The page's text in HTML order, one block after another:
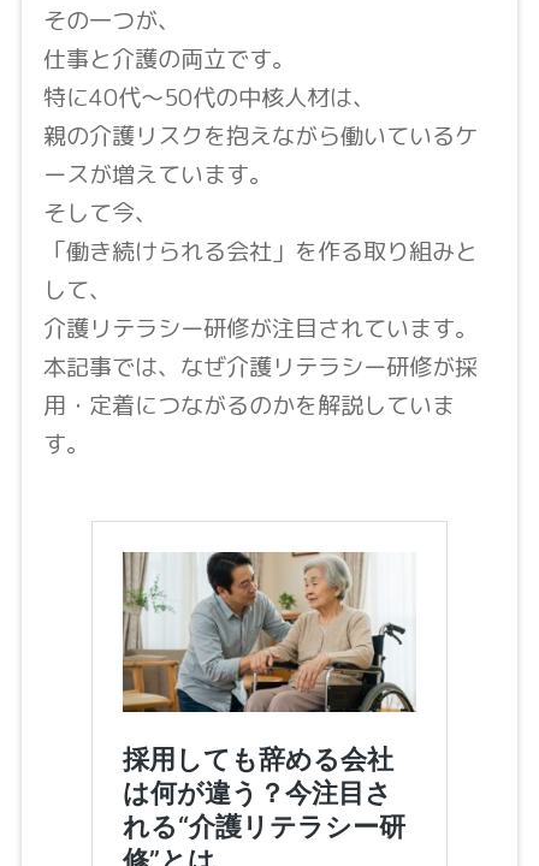
その一つが、
仕事と介護の両立です。
特に40代〜50代の中核人材は、
親の介護リスクを抱えながら働いているケ
ースが増えています。
そして今、
「働き続けられる会社」を作る取り組みと
して、
介護リテラシー研修が注目されています。
本記事では、なぜ介護リテラシー研修が採
用・定着につながるのかを解説していま
す。